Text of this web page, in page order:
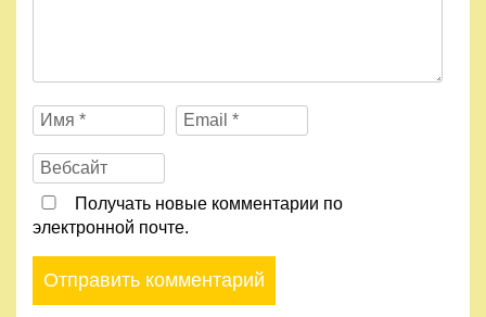
Получать новые комментарии по
электронной почте.